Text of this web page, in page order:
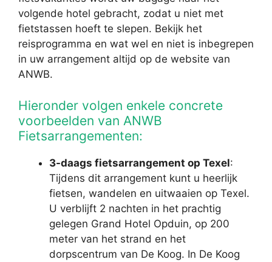
volgende hotel gebracht, zodat u niet met
fietstassen hoeft te slepen. Bekijk het
reisprogramma en wat wel en niet is inbegrepen
in uw arrangement altijd op de website van
ANWB.
Hieronder volgen enkele concrete
voorbeelden van ANWB
Fietsarrangementen:
3-daags fietsarrangement op Texel:
Tijdens dit arrangement kunt u heerlijk
fietsen, wandelen en uitwaaien op Texel.
U verblijft 2 nachten in het prachtig
gelegen Grand Hotel Opduin, op 200
meter van het strand en het
dorpscentrum van De Koog. In De Koog